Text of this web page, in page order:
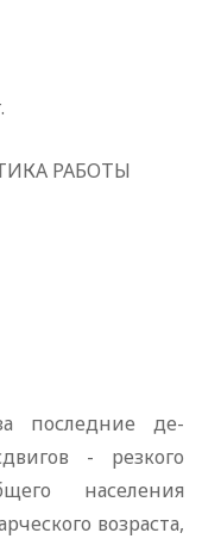
РАБОТЫ
последние де­
- резкого
населения
возраста,